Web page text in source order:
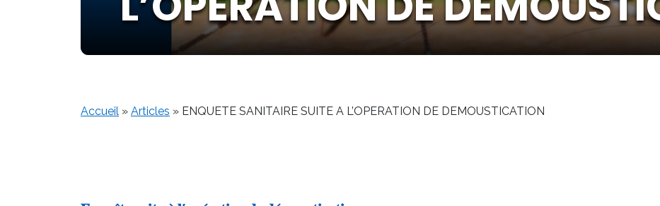
Accueil » Articles » ENQUETE SANITAIRE SUITE A L’OPERATION DE DEMOUSTICATION